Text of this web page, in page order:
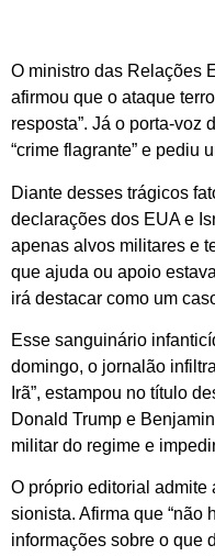
O ministro das Relações
afirmou que o ataque
resposta”. Já o porta-
“crime flagrante” e pediu
Diante desses trágicos
declarações dos EUA e
apenas alvos militares e
que ajuda ou apoio
irá destacar como um
Esse sanguinário
domingo, o jornalão
Irã”, estampou no título
Donald Trump e
militar do regime e
O próprio editorial admite
sionista. Afirma que “não
informações sobre o que